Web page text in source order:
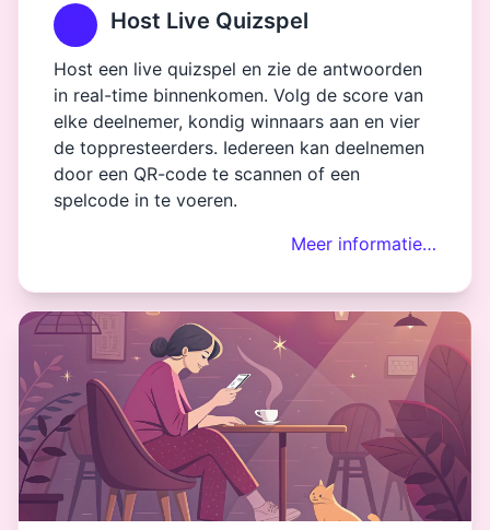
Host Live Quizspel
Host een live quizspel en zie de antwoorden
in real-time binnenkomen. Volg de score van
elke deelnemer, kondig winnaars aan en vier
de toppresteerders. Iedereen kan deelnemen
door een QR-code te scannen of een
spelcode in te voeren.
Meer informatie…